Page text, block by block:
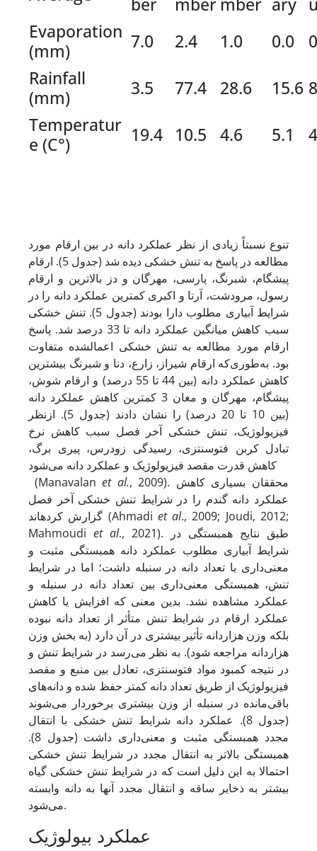
Evaporation
(mm)
7.0 2.4 1.0 0.0
Rainfall
(mm)
3.5 77.4 28.6 15.6
Temperatur
e (C°)
19.4 10.5 4.6 5.1
تنوع نسبتاً زیادی از نظر عملکرد دانه در بین ارقام مورد
مطالعه در پاسخ به تنش خشکی دیده شد (جدول 5). ارقام
پیشگام، شبرنگ، پارسی، مهرگان و دز بالاترین و ارقام
رسول، مرودشت، آرتا و اکبری کمترین عملکرد دانه را در
شرایط آبیاری مطلوب دارا بودند (جدول 5). تنش خشکی
سبب کاهش میانگین عملکرد دانه تا 33 درصد شد. پاسخ
ارقام مورد مطالعه به تنش خشکی اعمالشده متفاوت
بود. به‌طوری‌که ارقام شیراز، زارع، دنا و شبرنگ بیشترین
کاهش عملکرد دانه (بین 44 تا 55 درصد) و ارقام شوش،
پیشگام، مهرگان و مغان 3 کمترین کاهش عملکرد دانه
(بین 10 تا 20 درصد) را نشان دادند (جدول 5). ازنظر
فیزیولوژیک، تنش خشکی آخر فصل سبب کاهش نرخ
تبادل کربن فتوسنتزی، رسیدگی زودرس، پیری برگ،
کاهش قدرت مقصد فیزیولوژیک و عملکرد دانه می‌شود
(Manavalanet al., 2009). محققان بسیاری کاهش
عملکرد دانه گندم را در شرایط تنش خشکی آخر فصل
گزارش کرده­اند (Ahmadi et al., 2009; Joudi, 2012;
Mahmoudi et al., 2021). طبق نتایج همبستگی در
شرایط آبیاری مطلوب عملکرد دانه همبستگی مثبت و
معنی‌داری با تعداد دانه در سنبله داشت؛ اما در شرایط
تنش، همبستگی معنی‌داری بین تعداد دانه در سنبله و
عملکرد مشاهده نشد. بدین معنی که افزایش یا کاهش
عملکرد ارقام در شرایط تنش متأثر از تعداد دانه نبوده
بلکه وزن هزاردانه تأثیر بیشتری در آن دارد (به بخش وزن
هزاردانه مراجعه شود). به نظر می‌رسد در شرایط تنش و
در نتیجه کمبود مواد فتوسنتزی، تعادل بین منبع و مقصد
فیزیولوژیک از طریق تعداد دانه کمتر حفظ شده و دانه‌های
باقی‌مانده در سنبله از وزن بیشتری برخوردار می‌شوند
(جدول 8). عملکرد دانه شرایط تنش خشکی با انتقال
مجدد همبستگی مثبت و معنی‌داری داشت (جدول 8).
همبستگی بالاتر به انتقال مجدد در شرایط تنش خشکی
احتمالا به این دلیل است که در شرایط تنش خشکی گیاه
بیشتر به ذخایر ساقه و انتقال مجدد آنها به دانه وابسته
می‌شود.
عملکرد بیولوژیک